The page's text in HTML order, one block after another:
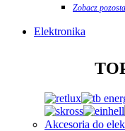
Zobacz
Elektronika
Akcesoria do